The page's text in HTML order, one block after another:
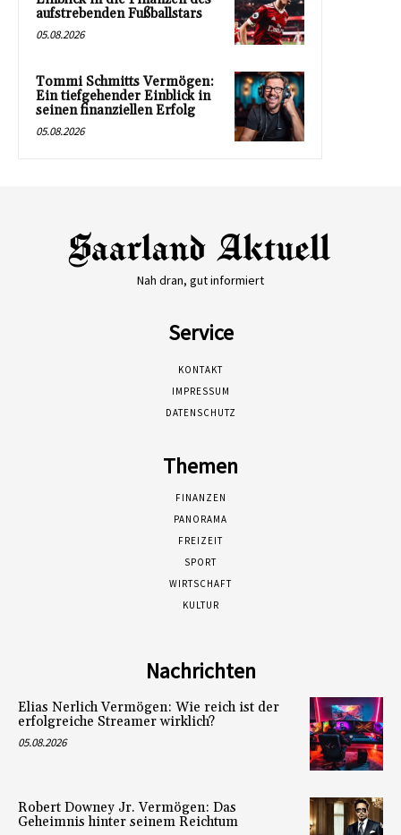
aufstrebenden Fußballstars
05.08.2026
Tommi Schmitts Vermögen:
Ein tiefgehender Einblick in
seinen finanziellen Erfolg
05.08.2026
Nah dran, gut informiert
Service
KONTAKT
IMPRESSUM
DATENSCHUTZ
Themen
FINANZEN
PANORAMA
FREIZEIT
SPORT
WIRTSCHAFT
KULTUR
Nachrichten
Elias Nerlich Vermögen: Wie reich ist der
erfolgreiche Streamer wirklich?
05.08.2026
Robert Downey Jr. Vermögen: Das
Geheimnis hinter seinem Reichtum